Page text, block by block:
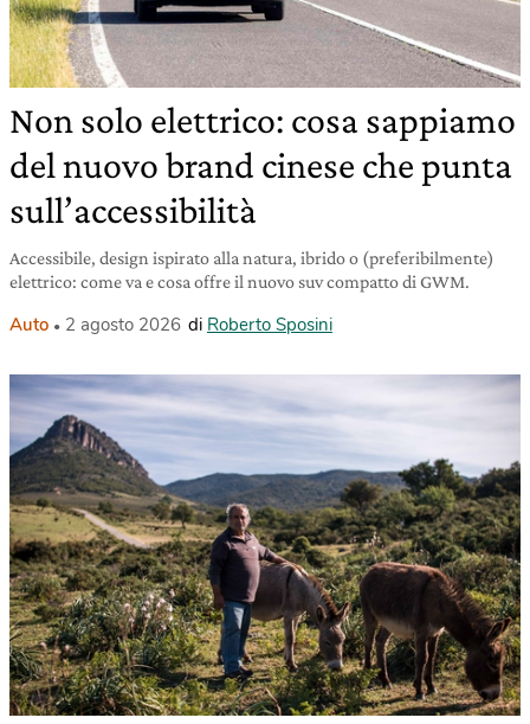
Non solo elettrico: cosa sappiamo
del nuovo brand cinese che punta
sull’accessibilità
Accessibile, design ispirato alla natura, ibrido o (preferibilmente)
elettrico: come va e cosa offre il nuovo suv compatto di GWM.
Auto 2 agosto 2026 di Roberto Sposini